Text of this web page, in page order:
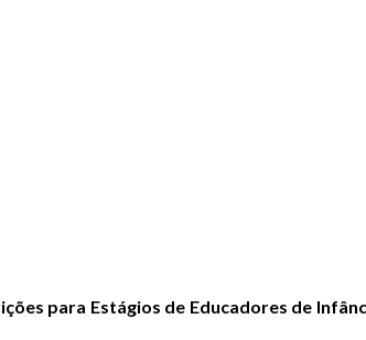
para Estágios de Educadores de